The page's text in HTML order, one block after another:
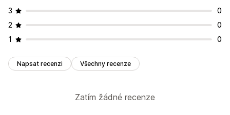
3
0
2
0
1
0
Napsat recenzi Všechny recenze
Zatím žádné recenze